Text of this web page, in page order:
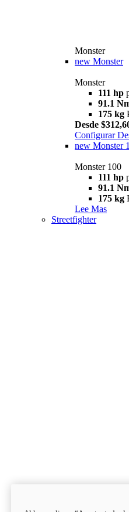
Monster
new Monster
Monster
111 hp
91.1
175 kg
Desde
Configurar
new Monster
Monster 100
111 hp
91.1
175 kg
Lee Mas
Streetfighter